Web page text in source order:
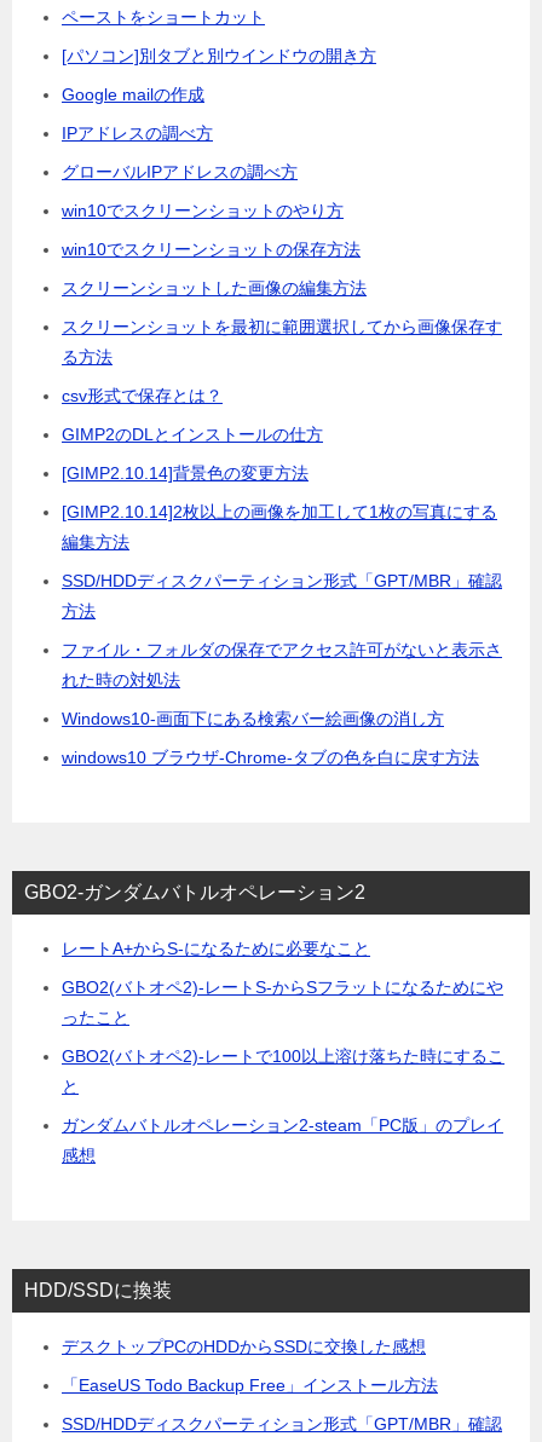
ペーストをショートカット
[パソコン]別タブと別ウインドウの開き方
Google mailの作成
IPアドレスの調べ方
グローバルIPアドレスの調べ方
win10でスクリーンショットのやり方
win10でスクリーンショットの保存方法
スクリーンショットした画像の編集方法
スクリーンショットを最初に範囲選択してから画像保存す
る方法
csv形式で保存とは？
GIMP2のDLとインストールの仕方
[GIMP2.10.14]背景色の変更方法
[GIMP2.10.14]2枚以上の画像を加工して1枚の写真にする
編集方法
SSD/HDDディスクパーティション形式「GPT/MBR」確認
方法
ファイル・フォルダの保存でアクセス許可がないと表示さ
れた時の対処法
Windows10-画面下にある検索バー絵画像の消し方
windows10 ブラウザ-Chrome-タブの色を白に戻す方法
GBO2-ガンダムバトルオペレーション2
レートA+からS-になるために必要なこと
GBO2(バトオペ2)-レートS-からSフラットになるためにや
ったこと
GBO2(バトオペ2)-レートで100以上溶け落ちた時にするこ
と
ガンダムバトルオペレーション2-steam「PC版」のプレイ
感想
HDD/SSDに換装
デスクトップPCのHDDからSSDに交換した感想
「EaseUS Todo Backup Free」インストール方法
SSD/HDDディスクパーティション形式「GPT/MBR」確認